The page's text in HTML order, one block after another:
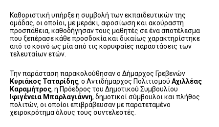
Καθοριστική υπήρξε η συμβολή των εκπαιδευτικών της
ομάδας, οι οποίοι, με μεράκι, αφοσίωση και ακούραστη
προσπάθεια, καθοδήγησαν τους μαθητές σε ένα αποτέλεσμα
που ξεπέρασε κάθε προσδοκία και δικαίως χαρακτηρίστηκε
από το κοινό ως μία από τις κορυφαίες παραστάσεις των
τελευταίων ετών.
Την παράσταση παρακολούθησαν ο Δήμαρχος Γρεβενών
Κυριάκος Ταταρίδης, ο Αντιδήμαρχος Πολιτισμού Αχιλλέας
Καραμήτρος, η Πρόεδρος του Δημοτικού Συμβουλίου
Ιφιγένεια Μπαρλαγιάννη, δημοτικοί σύμβουλοι και πλήθος
πολιτών, οι οποίοι επιβράβευσαν με παρατεταμένο
χειροκρότημα όλους τους συντελεστές.